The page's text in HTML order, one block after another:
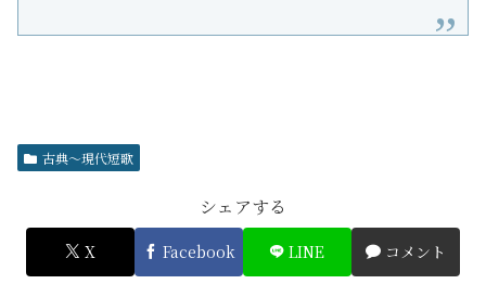
古典～現代短歌
シェアする
X Facebook LINE コメント